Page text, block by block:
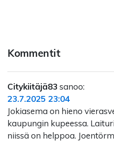
Kommentit
Citykiitäjä83 sanoo:
23.7.2025 23:04
Jokiasema on hieno
kaupungin kupeessa.
niissä on helppoa.